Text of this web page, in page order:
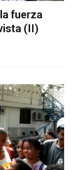
fuerza
(II)